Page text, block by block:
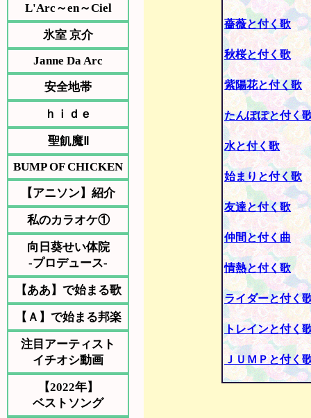
L'Arc～en～Ciel
氷室 京介
Janne Da Arc
安全地帯
ｈｉｄｅ
聖飢魔Ⅱ
BUMP OF CHICKEN
【アニソン】紹介
私のカラオケ①
向日葵せい体院
-プロデュース-
【ああ】で始まる歌
【Ａ】で始まる邦楽
注目アーティスト
イチオシ動画
【2022年】
ベストソング
薔薇と付く歌
秋桜と付く歌
紫陽花と付く歌
たんぽぽと付く
水と付く歌
始まりと付く歌
友達と付く歌
仲間と付く曲
情熱と付く歌
ライダーと付く
トレインと付く
ＪＵＭＰと付く